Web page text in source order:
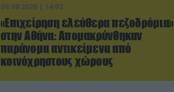
06.08.2026 | 14:02
«Επιχείρηση ελεύθερα πεζοδρόμια»
στην Αθήνα: Απομακρύνθηκαν
παράνομα αντικείμενα από
κοινόχρηστους χώρους